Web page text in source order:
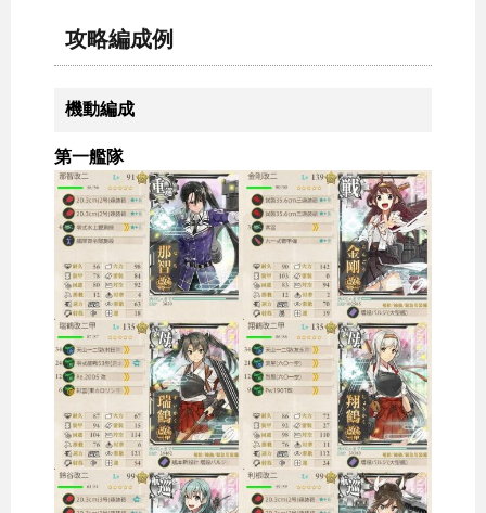
攻略編成例
機動編成
第一艦隊